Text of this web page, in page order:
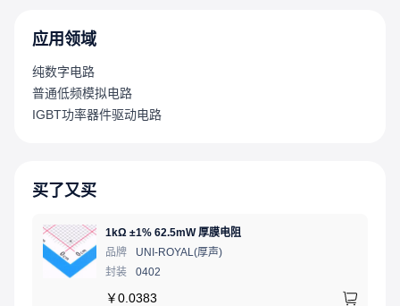
应用领域
纯数字电路
普通低频模拟电路
IGBT功率器件驱动电路
买了又买
1kΩ ±1% 62.5mW 厚膜电阻
品牌
UNI-ROYAL(厚声)
封装
0402
￥0.0383